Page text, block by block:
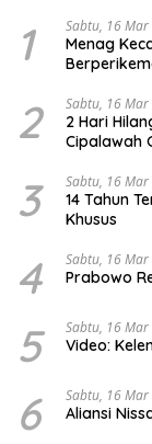
1 Sabtu, 16
Menag
2 Sabtu, 16
2 Hari
Cipalawah
3 Sabtu, 16
14 Tahun
Khusus
4 Sabtu, 16
Prabowo
5 Sabtu, 16
Video:
6 Sabtu, 16
Aliansi